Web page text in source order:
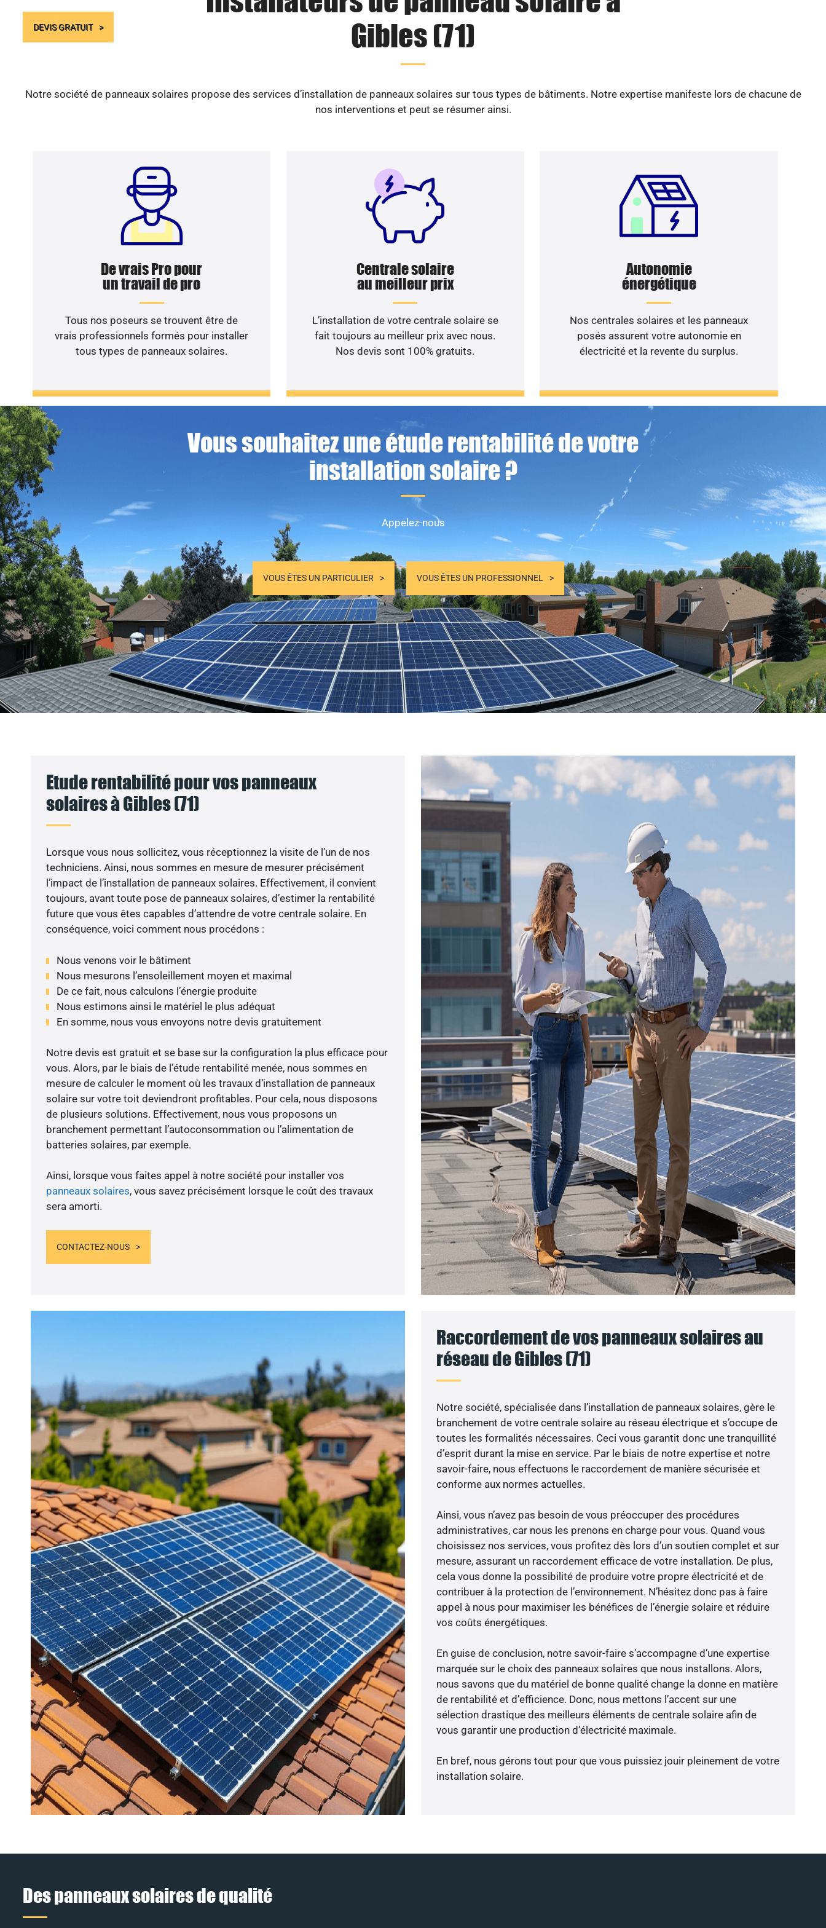
DEVIS GRATUIT
Gibles (71)
Notre société de panneaux solaires propose des services d’installation de panneaux solaires sur tous types de bâtiments. Notre expertise manifeste lors de chacune de
nos interventions et peut se résumer ainsi.
De vrais Pro pour
un travail de pro
Tous nos poseurs se trouvent être de
vrais professionnels formés pour installer
tous types de panneaux solaires.
Centrale solaire
au meilleur prix
L’installation de votre centrale solaire se
fait toujours au meilleur prix avec nous.
Nos devis sont 100% gratuits.
Autonomie
énergétique
Nos centrales solaires et les panneaux
posés assurent votre autonomie en
électricité et la revente du surplus.
Vous souhaitez une étude rentabilité de votre
installation solaire ?
Appelez-nous
VOUS ÊTES UN PARTICULIER VOUS ÊTES UN PROFESSIONNEL
Etude rentabilité pour vos panneaux
solaires à Gibles (71)
Lorsque vous nous sollicitez, vous réceptionnez la visite de l’un de nos
techniciens. Ainsi, nous sommes en mesure de mesurer précisément
l’impact de l’installation de panneaux solaires. Effectivement, il convient
toujours, avant toute pose de panneaux solaires, d’estimer la rentabilité
future que vous êtes capables d’attendre de votre centrale solaire. En
conséquence, voici comment nous procédons :
Nous venons voir le bâtiment
Nous mesurons l’ensoleillement moyen et maximal
De ce fait, nous calculons l’énergie produite
Nous estimons ainsi le matériel le plus adéquat
En somme, nous vous envoyons notre devis gratuitement
Notre devis est gratuit et se base sur la configuration la plus efficace pour
vous. Alors, par le biais de l’étude rentabilité menée, nous sommes en
mesure de calculer le moment où les travaux d’installation de panneaux
solaire sur votre toit deviendront profitables. Pour cela, nous disposons
de plusieurs solutions. Effectivement, nous vous proposons un
branchement permettant l’autoconsommation ou l’alimentation de
batteries solaires, par exemple.
Ainsi, lorsque vous faites appel à notre société pour installer vos
panneaux solaires, vous savez précisément lorsque le coût des travaux
sera amorti.
CONTACTEZ-NOUS
Raccordement de vos panneaux solaires au
réseau de Gibles (71)
Notre société, spécialisée dans l’installation de panneaux solaires, gère le
branchement de votre centrale solaire au réseau électrique et s’occupe de
toutes les formalités nécessaires. Ceci vous garantit donc une tranquillité
d’esprit durant la mise en service. Par le biais de notre expertise et notre
savoir-faire, nous effectuons le raccordement de manière sécurisée et
conforme aux normes actuelles.
Ainsi, vous n’avez pas besoin de vous préoccuper des procédures
administratives, car nous les prenons en charge pour vous. Quand vous
choisissez nos services, vous profitez dès lors d’un soutien complet et sur
mesure, assurant un raccordement efficace de votre installation. De plus,
cela vous donne la possibilité de produire votre propre électricité et de
contribuer à la protection de l’environnement. N’hésitez donc pas à faire
appel à nous pour maximiser les bénéfices de l’énergie solaire et réduire
vos coûts énergétiques.
En guise de conclusion, notre savoir-faire s’accompagne d’une expertise
marquée sur le choix des panneaux solaires que nous installons. Alors,
nous savons que du matériel de bonne qualité change la donne en matière
de rentabilité et d’efficience. Donc, nous mettons l’accent sur une
sélection drastique des meilleurs éléments de centrale solaire afin de
vous garantir une production d’électricité maximale.
En bref, nous gérons tout pour que vous puissiez jouir pleinement de votre
installation solaire.
Des panneaux solaires de qualité